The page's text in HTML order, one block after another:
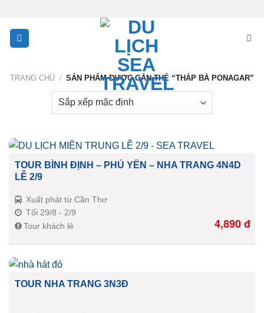
content
TRANG CHỦ / SẢN PHẨM ĐƯỢC GẮN THẺ “THÁP BÀ PONAGAR”
TOUR BÌNH ĐỊNH – PHÚ YÊN – NHA TRANG 4N4D
LỄ 2/9
Xuất phát từ Cần Thơ
Tối 29/8 - 2/9
Tour khách lẻ
4,890đ
TOUR NHA TRANG 3N3Đ